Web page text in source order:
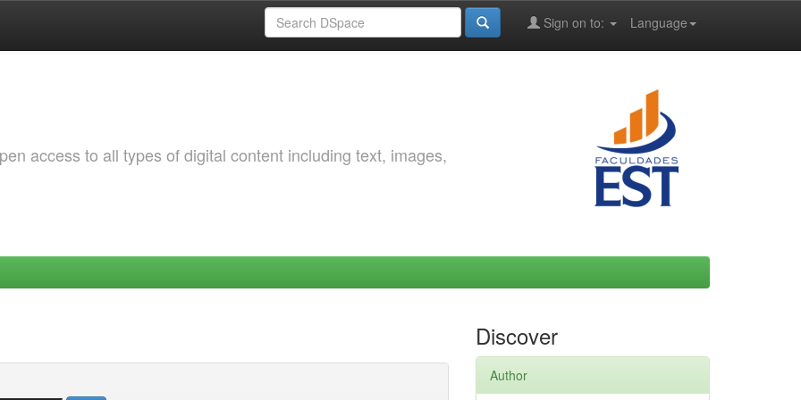
Language
Sign on to:
access to all types of digital content including text, images,
Discover
Author